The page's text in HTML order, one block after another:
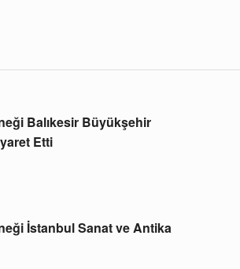
Balıkesir Büyükşehir
Etti
İstanbul Sanat ve Antika